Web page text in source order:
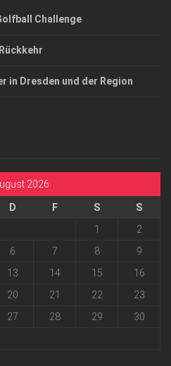
Challenge
in Dresden und der Region
2026
D F S
S
1
2
6 7 8
9
13 14 15
16
20 21 22
23
27 28 29
30